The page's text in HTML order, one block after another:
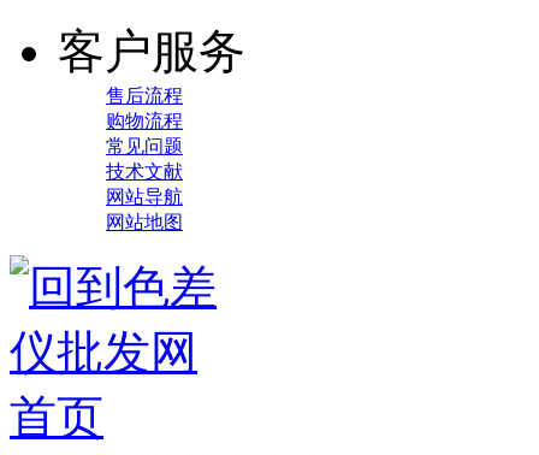
客户服务
售后流程
购物流程
常见问题
技术文献
网站导航
网站地图